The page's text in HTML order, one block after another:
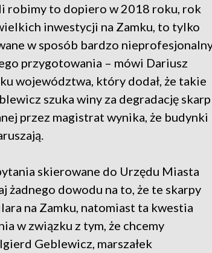
robimy to dopiero w 2018 roku, rok
inwestycji na Zamku, to tylko
w sposób bardzo
przygotowania – mówi Dariusz
województwa, który dodał, że takie
szuka winy za degradację skarp
przez magistrat wynika, że budynki
skierowane do Urzędu Miasta
żadnego dowodu na to, że te skarpy
na Zamku, natomiast ta kwestia
w związku z tym, że chcemy
Geblewicz, marszałek